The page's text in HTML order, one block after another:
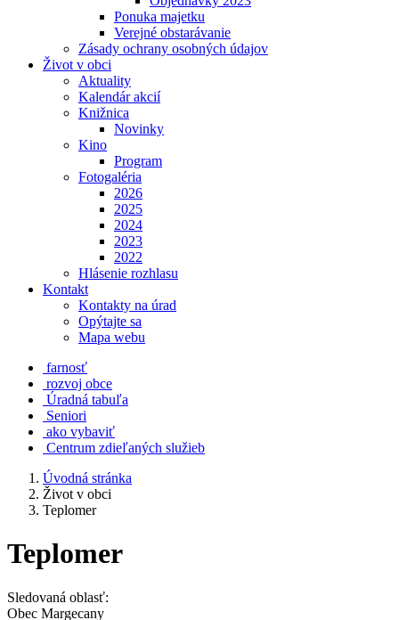
Ponuka majetku
Verejné obstarávanie
Zásady ochrany osobných údajov
Život v obci
Aktuality
Kalendár akcií
Knižnica
Novinky
Kino
Program
Fotogaléria
2026
2025
2024
2023
2022
Hlásenie rozhlasu
Kontakt
Kontakty na úrad
Opýtajte sa
Mapa webu
farnosť
rozvoj obce
Úradná tabuľa
Seniori
ako vybaviť
Centrum zdieľaných služieb
Úvodná stránka
Život v obci
Teplomer
Teplomer
Sledovaná oblasť:
Obec Margecany